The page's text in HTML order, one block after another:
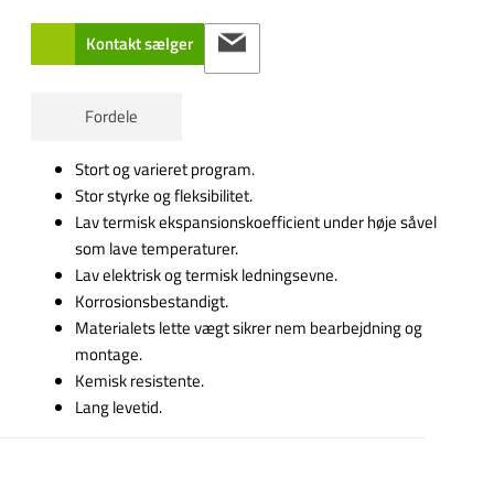
Kontakt sælger
Fordele
Stort og varieret program.
Stor styrke og fleksibilitet.
Lav termisk ekspansionskoefficient under høje såvel
som lave temperaturer.
Lav elektrisk og termisk ledningsevne.
Korrosionsbestandigt.
Materialets lette vægt sikrer nem bearbejdning og
montage.
Kemisk resistente.
Lang levetid.